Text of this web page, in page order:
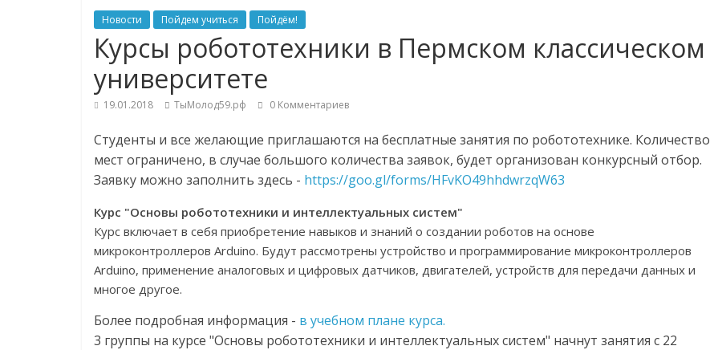
Новости Пойдем учиться Пойдём!
Курсы робототехники в Пермском классическом
университете
19.01.2018 ТыМолод59.рф 0 Комментариев
Студенты и все желающие приглашаются на бесплатные занятия по робототехнике. Количество
мест ограничено, в случае большого количества заявок, будет организован конкурсный отбор.
Заявку можно заполнить здесь - https://goo.gl/forms/HFvKO49hhdwrzqW63
Курс "Основы робототехники и интеллектуальных систем"
Курс включает в себя приобретение навыков и знаний о создании роботов на основе
микроконтроллеров Arduino. Будут рассмотрены устройство и программирование микроконтроллеров
Arduino, применение аналоговых и цифровых датчиков, двигателей, устройств для передачи данных и
многое другое.
Более подробная информация - в учебном плане курса.
3 группы на курсе "Основы робототехники и интеллектуальных систем" начнут занятия с 22